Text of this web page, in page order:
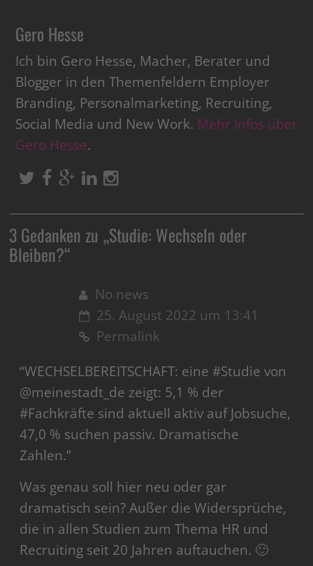
Gero Hesse
Ich bin Gero Hesse, Macher, Berater und
Blogger in den Themenfeldern Employer
Branding, Personalmarketing, Recruiting,
Social Media und New Work. Mehr Infos über
Gero Hesse.
3 Gedanken zu „Studie: Wechseln oder
Bleiben?“
No news
25. August 2022 um 13:41
Permalink
“WECHSELBEREITSCHAFT: eine #Studie von
@meinestadt_de zeigt: 5,1 % der
#Fachkräfte sind aktuell aktiv auf Jobsuche,
47,0 % suchen passiv. Dramatische
Zahlen.”
Was genau soll hier neu oder gar
dramatisch sein? Außer die Widersprüche,
die in allen Studien zum Thema HR und
Recruiting seit 20 Jahren auftauchen. 🙂